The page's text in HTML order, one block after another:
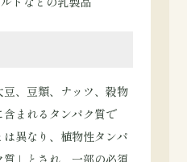
、豆類、ナッツ、穀物
まれるタンパク質で
異なり、植物性タンパ